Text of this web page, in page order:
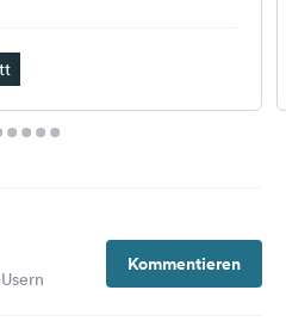
Kommentieren